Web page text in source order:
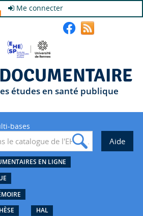
Me connecter
études en santé publique
bases
EN LIGNE
HAL